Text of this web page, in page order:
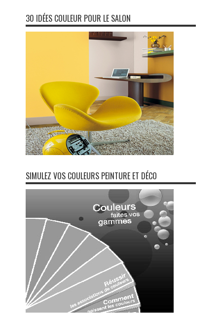
30 IDÉES COULEUR POUR LE SALON
SIMULEZ VOS COULEURS PEINTURE ET DÉCO